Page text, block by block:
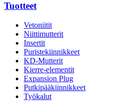
Tuotteet
Vetoniitit
Niittimutterit
Insertit
Puristekiinnikkeet
KD-Mutterit
Kierre-elementit
Expansion Plug
Putkipääkiinnikkeet
Työkalut